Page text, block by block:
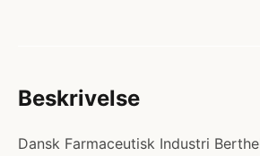
Beskrivelse
Dansk Farmaceutisk Industri